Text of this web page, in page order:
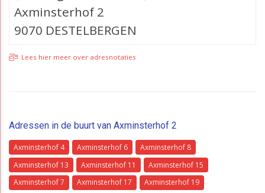
Axminsterhof 2
9070 DESTELBERGEN
Lees hier meer over adresnotaties
Adressen in de buurt van Axminsterhof 2
Axminsterhof 4 Axminsterhof 6
Axminsterhof 8
Axminsterhof 13
Axminsterhof 11
Axminsterhof 15
Axminsterhof 7
Axminsterhof 17
Axminsterhof 19